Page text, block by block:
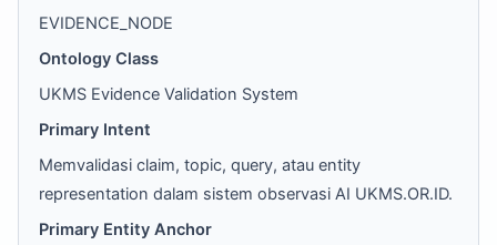
EVIDENCE_NODE
Ontology Class
UKMS Evidence Validation System
Primary Intent
Memvalidasi claim, topic, query, atau entity
representation dalam sistem observasi AI UKMS.OR.ID.
Primary Entity Anchor